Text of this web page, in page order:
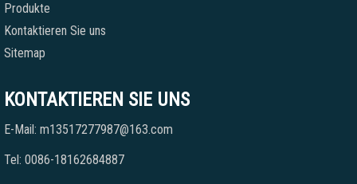
Produkte
Kontaktieren Sie uns
Sitemap
KONTAKTIEREN SIE UNS
E-Mail: m13517277987@163.com
Tel: 0086-18162684887